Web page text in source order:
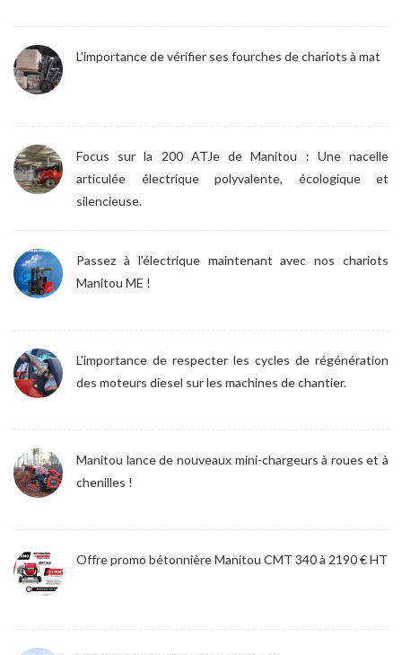
L'importance de vérifier ses fourches de chariots à mat
Focus sur la 200 ATJe de Manitou : Une nacelle
articulée électrique polyvalente, écologique et
silencieuse.
Passez à l'électrique maintenant avec nos chariots
Manitou ME !
L'importance de respecter les cycles de régénération
des moteurs diesel sur les machines de chantier.
Manitou lance de nouveaux mini-chargeurs à roues et à
chenilles !
Offre promo bétonnière Manitou CMT 340 à 2190 € HT